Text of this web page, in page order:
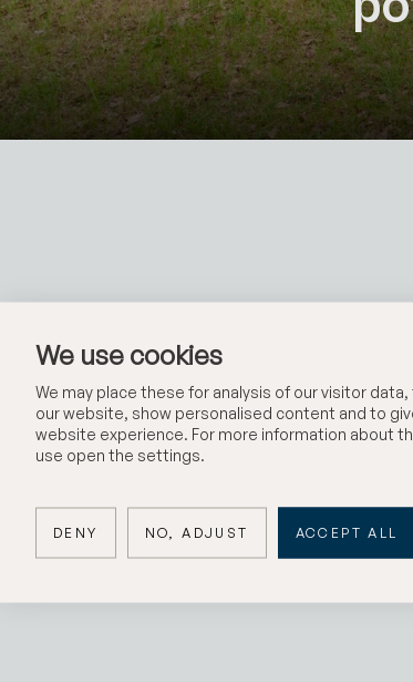
We use cookies
We may place these for analysis of our visitor
our website, show personalised content and to
website experience. For more information about
use open the settings.
DENY NO, ADJUST ACCEPT ALL